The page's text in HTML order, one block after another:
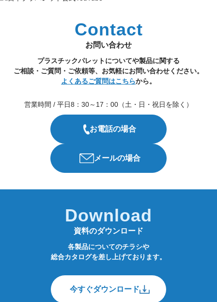
Contact
お問い合わせ
プラスチックパレットについてや製品に関する
ご相談・ご質問・ご依頼等、お気軽にお問い合わせください。
よくあるご質問はこちらから。
営業時間 / 平日8：30～17：00（土・日・祝日を除く）
お電話の場合
メールの場合
Download
資料のダウンロード
各製品についてのチラシや
総合カタログを差し上げております。
今すぐダウンロード